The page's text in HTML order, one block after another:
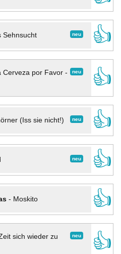
neu
Sehnsucht
👍
neu
Cerveza por Favor -
👍
neu
(Iss sie nicht!)
👍
neu
👍
- Moskito
👍
neu
sich wieder zu
👍